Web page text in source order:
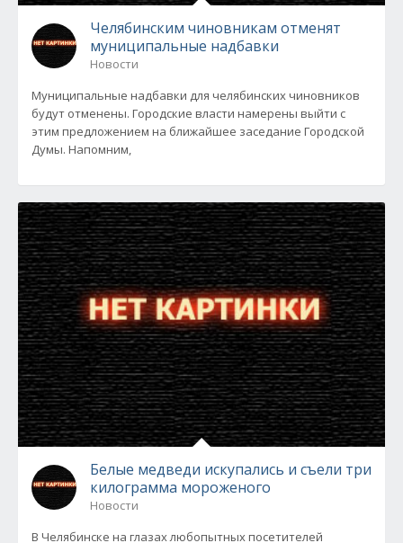
Челябинским чиновникам отменят
муниципальные надбавки
Новости
Муниципальные надбавки для челябинских чиновников
будут отменены. Городские власти намерены выйти с
этим предложением на ближайшее заседание Городской
Думы. Напомним,
Белые медведи искупались и съели три
килограмма мороженого
Новости
В Челябинске на глазах любопытных посетителей